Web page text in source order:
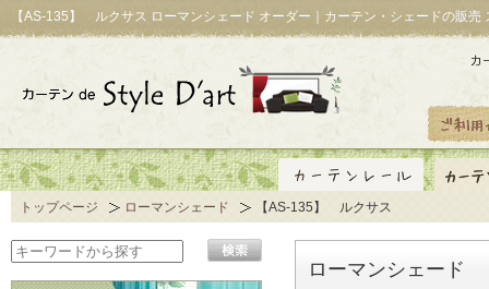
【AS-135】 ルクサス ローマンシェード オーダー｜カーテン・シェードの販売
トップページ ローマンシェード 【AS-135】 ルクサス
ローマンシェード